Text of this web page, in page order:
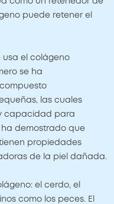
puede retener el
usa el colágeno
se ha
las cuales
capacidad para
ha demostrado que
propiedades
de la piel dañada.
el cerdo, el
como los peces. El